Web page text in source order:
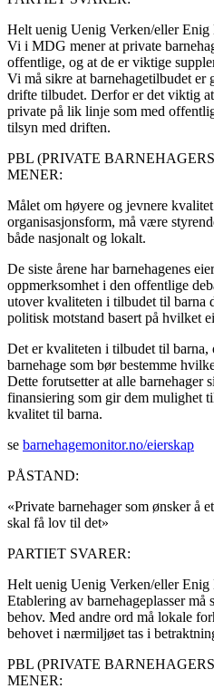
Helt uenig Uenig Verken/ellerEnig
Vi i MDG mener at private
offentlige, og at de er viktige
Vi må sikre at barnehagetilbudet er
drifte tilbudet. Derfor er det viktig
private på lik linje som med
tilsyn med driften.
PBL (PRIVATE
MENER:
Målet om høyere og jevnere
organisasjonsform, må være
både nasjonalt og lokalt.
De siste årene har barnehagenes
oppmerksomhet i den offentlige
utover kvaliteten i tilbudet til barna
politisk motstand basert på hvilket
Det er kvaliteten i tilbudet til barna,
barnehage som bør bestemme
Dette forutsetter at alle barnehager
finansiering som gir dem mulighet
kvalitet til barna.
se barnehagemonitor.no/eierskap
PÅSTAND:
«Private barnehager som ønsker å
skal få lov til det»
PARTIET SVARER:
Helt uenig Uenig Verken/ellerEnig
Etablering av barnehageplasser må
behov. Med andre ord må lokale
behovet i nærmiljøet tas i
PBL (PRIVATE
MENER: